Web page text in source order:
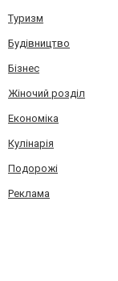
Туризм
Будівництво
Бізнес
Жіночий розділ
Економіка
Кулінарія
Подорожі
Реклама